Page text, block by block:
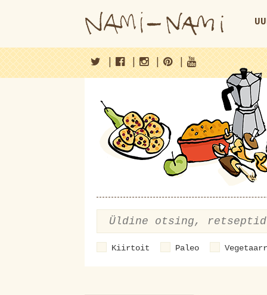
| | | |
Kiirtoit Paleo